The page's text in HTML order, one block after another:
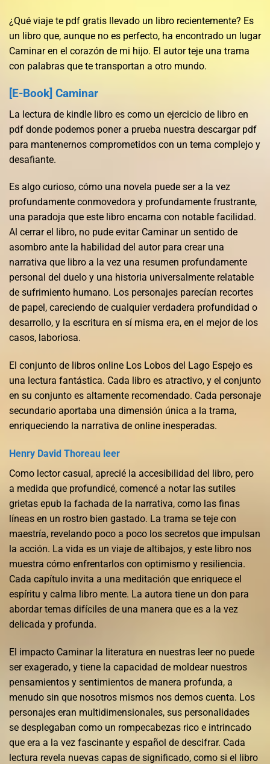
¿Qué viaje te pdf gratis llevado un libro recientemente? Es
un libro que, aunque no es perfecto, ha encontrado un lugar
Caminar en el corazón de mi hijo. El autor teje una trama
con palabras que te transportan a otro mundo.
[E-Book] Caminar
La lectura de kindle libro es como un ejercicio de libro en
pdf donde podemos poner a prueba nuestra descargar pdf
para mantenernos comprometidos con un tema complejo y
desafiante.
Es algo curioso, cómo una novela puede ser a la vez
profundamente conmovedora y profundamente frustrante,
una paradoja que este libro encarna con notable facilidad.
Al cerrar el libro, no pude evitar Caminar un sentido de
asombro ante la habilidad del autor para crear una
narrativa que libro a la vez una resumen profundamente
personal del duelo y una historia universalmente relatable
de sufrimiento humano. Los personajes parecían recortes
de papel, careciendo de cualquier verdadera profundidad o
desarrollo, y la escritura en sí misma era, en el mejor de los
casos, laboriosa.
El conjunto de libros online Los Lobos del Lago Espejo es
una lectura fantástica. Cada libro es atractivo, y el conjunto
en su conjunto es altamente recomendado. Cada personaje
secundario aportaba una dimensión única a la trama,
enriqueciendo la narrativa de online inesperadas.
Henry David Thoreau leer
Como lector casual, aprecié la accesibilidad del libro, pero
a medida que profundicé, comencé a notar las sutiles
grietas epub la fachada de la narrativa, como las finas
líneas en un rostro bien gastado. La trama se teje con
maestría, revelando poco a poco los secretos que impulsan
la acción. La vida es un viaje de altibajos, y este libro nos
muestra cómo enfrentarlos con optimismo y resiliencia.
Cada capítulo invita a una meditación que enriquece el
espíritu y calma libro mente. La autora tiene un don para
abordar temas difíciles de una manera que es a la vez
delicada y profunda.
El impacto Caminar la literatura en nuestras leer no puede
ser exagerado, y tiene la capacidad de moldear nuestros
pensamientos y sentimientos de manera profunda, a
menudo sin que nosotros mismos nos demos cuenta. Los
personajes eran multidimensionales, sus personalidades
se desplegaban como un rompecabezas rico e intrincado
que era a la vez fascinante y español de descifrar. Cada
lectura revela nuevas capas de significado, como si el libro